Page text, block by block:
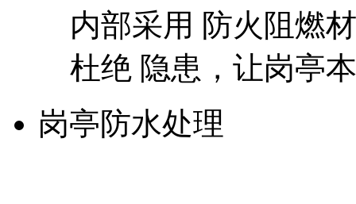
内部采用 防火阻燃
杜绝 隐患，让岗亭
岗亭防水处理